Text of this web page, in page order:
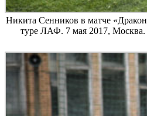
Никита Сенников в матче
туре ЛАФ. 7 мая 2017,